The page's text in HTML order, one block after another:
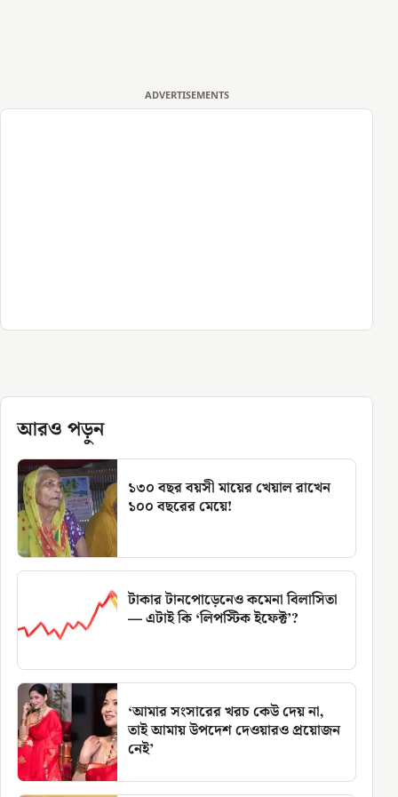
ADVERTISEMENTS
আরও পড়ুন
১৩০ বছর বয়সী মায়ের খেয়াল রাখেন
১০০ বছরের মেয়ে!
টাকার টানপোড়েনেও কমেনা বিলাসিতা
— এটাই কি ‘লিপস্টিক ইফেক্ট’?
‘আমার সংসারের খরচ কেউ দেয় না,
তাই আমায় উপদেশ দেওয়ারও প্রয়োজন
নেই’